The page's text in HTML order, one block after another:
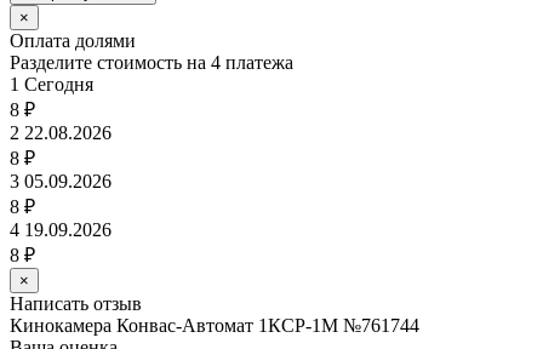
×
Оплата долями
Разделите стоимость на 4 платежа
1 Сегодня
8 ₽
2 22.08.2026
8 ₽
3 05.09.2026
8 ₽
4 19.09.2026
8 ₽
×
Написать отзыв
Кинокамера Конвас-Автомат 1КСР-1М №761744